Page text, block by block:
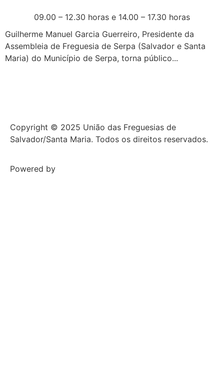
09.00 – 12.30 horas e 14.00 – 17.30 horas
Guilherme Manuel Garcia Guerreiro, Presidente da
Assembleia de Freguesia de Serpa (Salvador e Santa
Maria) do Município de Serpa, torna público...
Copyright © 2025 União das Freguesias de
Salvador/Santa Maria. Todos os direitos reservados.
Powered by